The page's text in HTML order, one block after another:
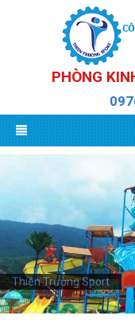
PHÒNG
Thiên Trường Sport